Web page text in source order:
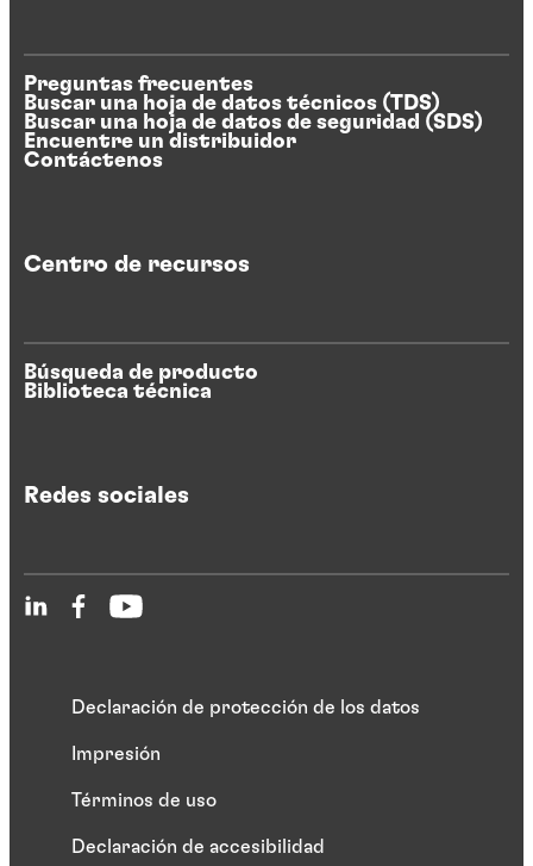
Preguntas frecuentes
Buscar una hoja de datos técnicos (TDS)
Buscar una hoja de datos de seguridad (SDS)
Encuentre un distribuidor
Contáctenos
Centro de recursos
Búsqueda de producto
Biblioteca técnica
Redes sociales
Declaración de protección de los datos
Impresión
Términos de uso
Declaración de accesibilidad